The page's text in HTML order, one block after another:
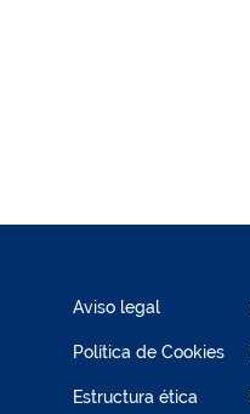
Aviso legal
Política de Cookies
Estructura ética